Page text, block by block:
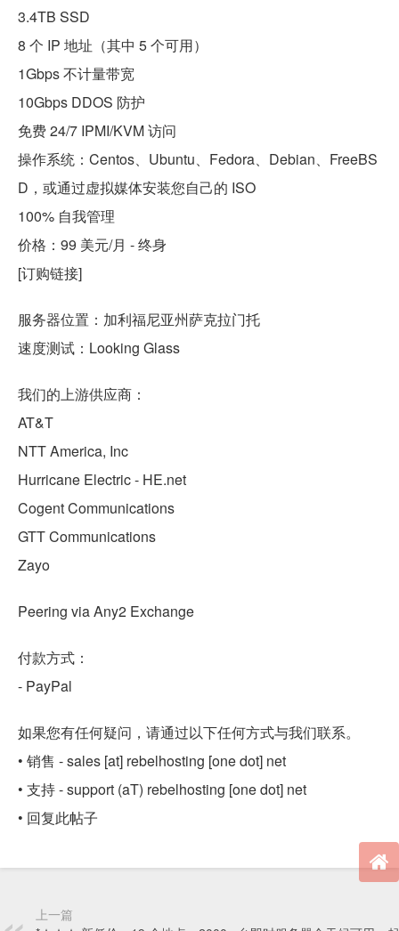
3.4TB SSD
8 个 IP 地址（其中 5 个可用）
1Gbps 不计量带宽
10Gbps DDOS 防护
免费 24/7 IPMI/KVM 访问
操作系统：Centos、Ubuntu、Fedora、Debian、FreeBS
D，或通过虚拟媒体安装您自己的 ISO
100% 自我管理
价格：99 美元/月 - 终身
[订购链接]
服务器位置：加利福尼亚州萨克拉门托
速度测试：Looking Glass
我们的上游供应商：
AT&T
NTT America, Inc
Hurricane Electric - HE.net
Cogent Communications
GTT Communications
Zayo
Peering via Any2 Exchange
付款方式：
- PayPal
如果您有任何疑问，请通过以下任何方式与我们联系。
• 销售 - sales [at] rebelhosting [one dot] net
• 支持 - support (aT) rebelhosting [one dot] net
• 回复此帖子
上一篇